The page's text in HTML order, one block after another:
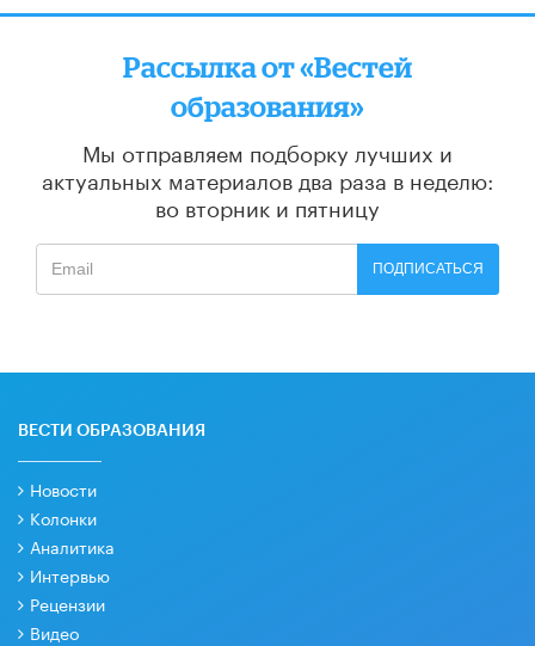
Рассылка от «Вестей
образования»
Мы отправляем подборку лучших и
актуальных материалов два раза в неделю:
во вторник и пятницу
ПОДПИСАТЬСЯ
ВЕСТИ ОБРАЗОВАНИЯ
Новости
Колонки
Аналитика
Интервью
Рецензии
Видео